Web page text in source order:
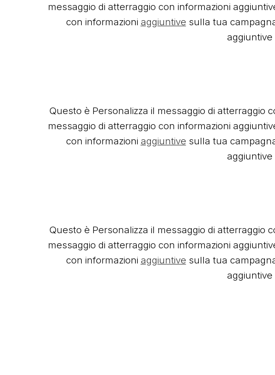
messaggio di atterraggio con informazioni
con informazioni aggiuntive sulla tua
Questo è Personalizza il messaggio di atterraggio
messaggio di atterraggio con informazioni
con informazioni aggiuntive sulla tua
Questo è Personalizza il messaggio di atterraggio
messaggio di atterraggio con informazioni
con informazioni aggiuntive sulla tua